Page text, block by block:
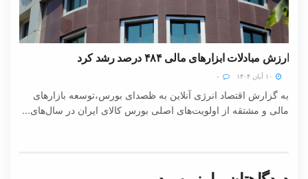
ارزش مبادلات ابزارهای مالی ۴۸۴ درصد رشد کرد
به گزارش اقتصاد انرژی آنلاین به ظصدای بورس،توسعه بازارهای
مالی و مشتقه از اولویت‌های اصلی بورس کالای ایران در سال‌های...